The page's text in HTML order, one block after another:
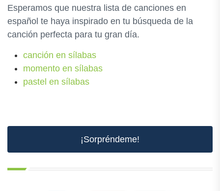
Esperamos que nuestra lista de canciones en
español te haya inspirado en tu búsqueda de la
canción perfecta para tu gran día.
canción en sílabas
momento en sílabas
pastel en sílabas
¡Sorpréndeme!